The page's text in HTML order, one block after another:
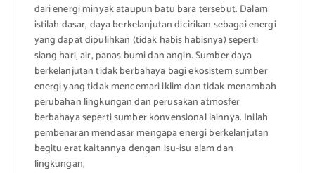
dari energi minyak ataupun batu bara tersebut. Dalam
istilah dasar, daya berkelanjutan dicirikan sebagai energi
yang dapat dipulihkan (tidak habis habisnya) seperti
siang hari, air, panas bumi dan angin. Sumber daya
berkelanjutan tidak berbahaya bagi ekosistem sumber
energi yang tidak mencemari iklim dan tidak menambah
perubahan lingkungan dan perusakan atmosfer
berbahaya seperti sumber konvensional lainnya. Inilah
pembenaran mendasar mengapa energi berkelanjutan
begitu erat kaitannya dengan isu-isu alam dan
lingkungan,